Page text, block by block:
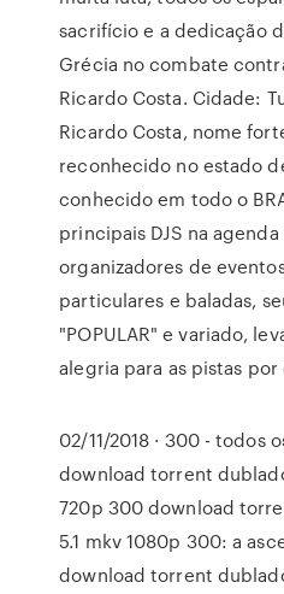
sacrifício e a dedicação
Grécia no combate
Ricardo Costa. Cidade:
Ricardo Costa, nome
reconhecido no estado
conhecido em todo o
principais DJS na
organizadores de
particulares e baladas,
"POPULAR" e variado,
alegria para as pistas por
02/11/2018 · 300 - todos
download torrent
720p 300 download
5.1 mkv 1080p 300: a
download torrent